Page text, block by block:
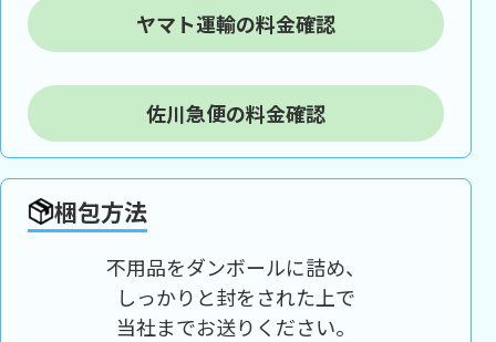
ヤマト運輸の料金確認
佐川急便の料金確認
梱包方法
不用品をダンボールに詰め、
しっかりと封をされた上で
当社までお送りください。